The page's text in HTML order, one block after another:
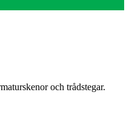
och trådstegar.